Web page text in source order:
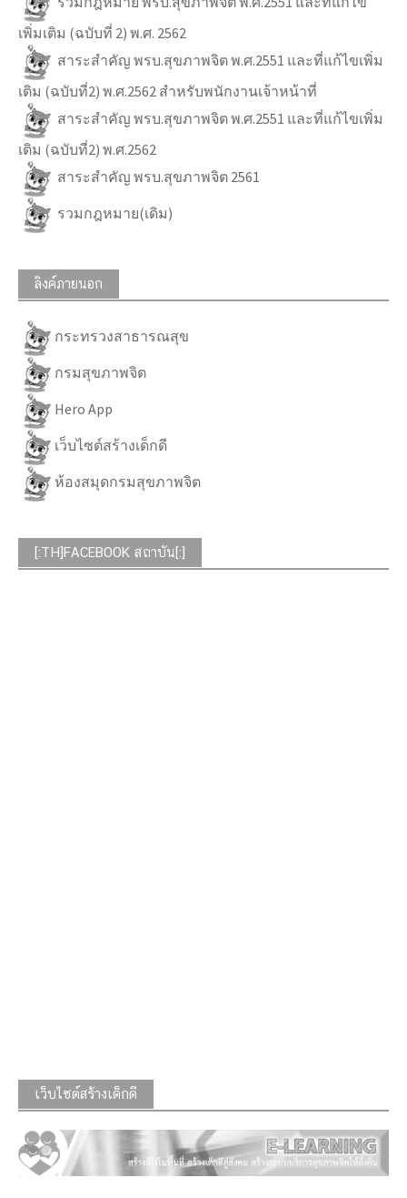
เพิ่มเติม (ฉบับที่ 2) พ.ศ. 2562
สาระสำคัญ พรบ.สุขภาพจิต พ.ศ.2551 และที่แก้ไขเพิ่ม
เติม (ฉบับที่2) พ.ศ.2562 สำหรับพนักงานเจ้าหน้าที่
สาระสำคัญ พรบ.สุขภาพจิต พ.ศ.2551 และที่แก้ไขเพิ่ม
เติม (ฉบับที่2) พ.ศ.2562
สาระสำคัญ พรบ.สุขภาพจิต 2561
รวมกฎหมาย(เดิม)
ลิงค์ภายนอก
กระทรวงสาธารณสุข
กรมสุขภาพจิต
Hero App
เว็บไซต์สร้างเด็กดี
ห้องสมุดกรมสุขภาพจิต
[:TH]FACEBOOK สถาบัน[:]
เว็บไซต์สร้างเด็กดี